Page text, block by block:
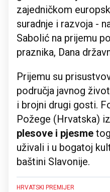
zajedničkom
suradnje i razvoja -
Sabolić na prijemu
praznika, Dana
Prijemu su
područja javnog
i brojni drugi gosti.
Požege (Hrvatska)
plesove i pjesme
uživali i u bogatoj
baštini Slavonije.
HRVATSKI PREMIJER